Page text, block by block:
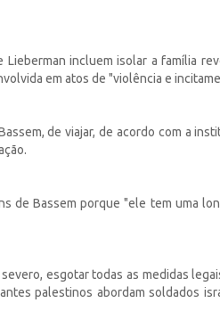
incluem isolar a família
em atos de "violência e
de viajar, de acordo com a
de Bassem porque "ele tem uma
esgotar todas as medidas
palestinos abordam soldados